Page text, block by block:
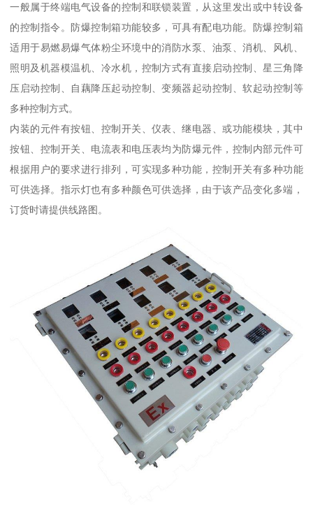
一般属于终端电气设备的控制和联锁装置，从这里发出或中转设备
的控制指令。防爆控制箱功能较多，可具有配电功能。防爆控制箱
适用于易燃易爆气体粉尘环境中的消防水泵、油泵、消机、风机、
照明及机器模温机、冷水机，控制方式有直接启动控制、星三角降
压启动控制、自藕降压起动控制、变频器起动控制、软起动控制等
多种控制方式。
内装的元件有按钮、控制开关、仪表、继电器、或功能模块，其中
按钮、控制开关、电流表和电压表均为防爆元件，控制内部元件可
根据用户的要求进行排列，可实现多种功能，控制开关有多种功能
可供选择。指示灯也有多种颜色可供选择，由于该产品变化多端，
订货时请提供线路图。